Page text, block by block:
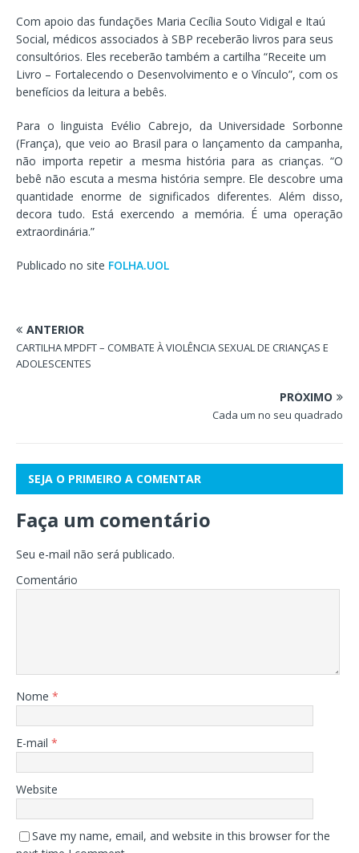
Com apoio das fundações Maria Cecília Souto Vidigal e Itaú
Social, médicos associados à SBP receberão livros para seus
consultórios. Eles receberão também a cartilha “Receite um
Livro – Fortalecendo o Desenvolvimento e o Vínculo”, com os
benefícios da leitura a bebês.
Para o linguista Evélio Cabrejo, da Universidade Sorbonne
(França), que veio ao Brasil para o lançamento da campanha,
não importa repetir a mesma história para as crianças. “O
bebê não escuta a mesma história sempre. Ele descobre uma
quantidade enorme de significados diferentes. Além disso,
decora tudo. Está exercendo a memória. É uma operação
extraordinária.”
Publicado no site FOLHA.UOL
ANTERIOR
CARTILHA MPDFT – COMBATE À VIOLÊNCIA SEXUAL DE CRIANÇAS E
ADOLESCENTES
PRÓXIMO
Cada um no seu quadrado
SEJA O PRIMEIRO A COMENTAR
Faça um comentário
Seu e-mail não será publicado.
Comentário
Nome *
E-mail *
Website
Save my name, email, and website in this browser for the